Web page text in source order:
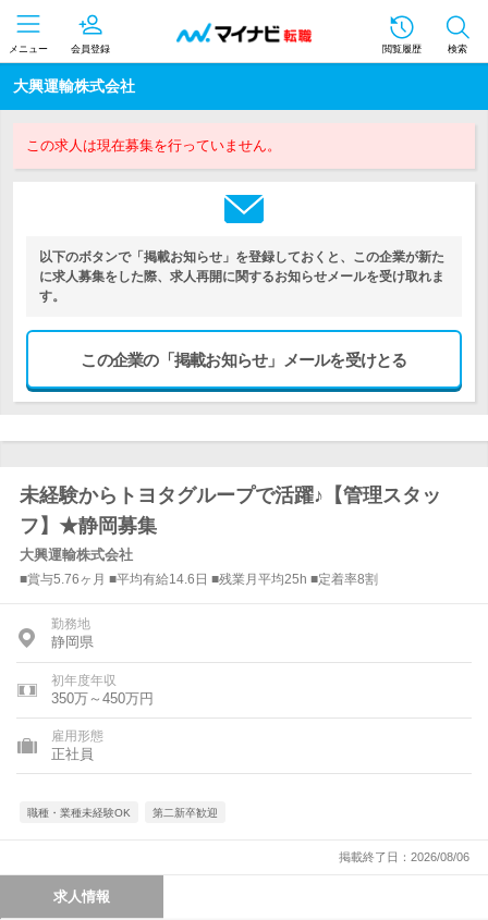
メニュー 会員登録 閲覧履歴 検索
大興運輸株式会社
この求人は現在募集を行っていません。
以下のボタンで「掲載お知らせ」を登録しておくと、この企業が新た
に求人募集をした際、求人再開に関するお知らせメールを受け取れま
す。
この企業の「掲載お知らせ」メールを受けとる
未経験からトヨタグループで活躍♪【管理スタッ
フ】★静岡募集
大興運輸株式会社
■賞与5.76ヶ月 ■平均有給14.6日 ■残業月平均25h ■定着率8割
勤務地
静岡県
初年度年収
350万～450万円
雇用形態
正社員
職種・業種未経験OK 第二新卒歓迎
掲載終了日：2026/08/06
求人情報